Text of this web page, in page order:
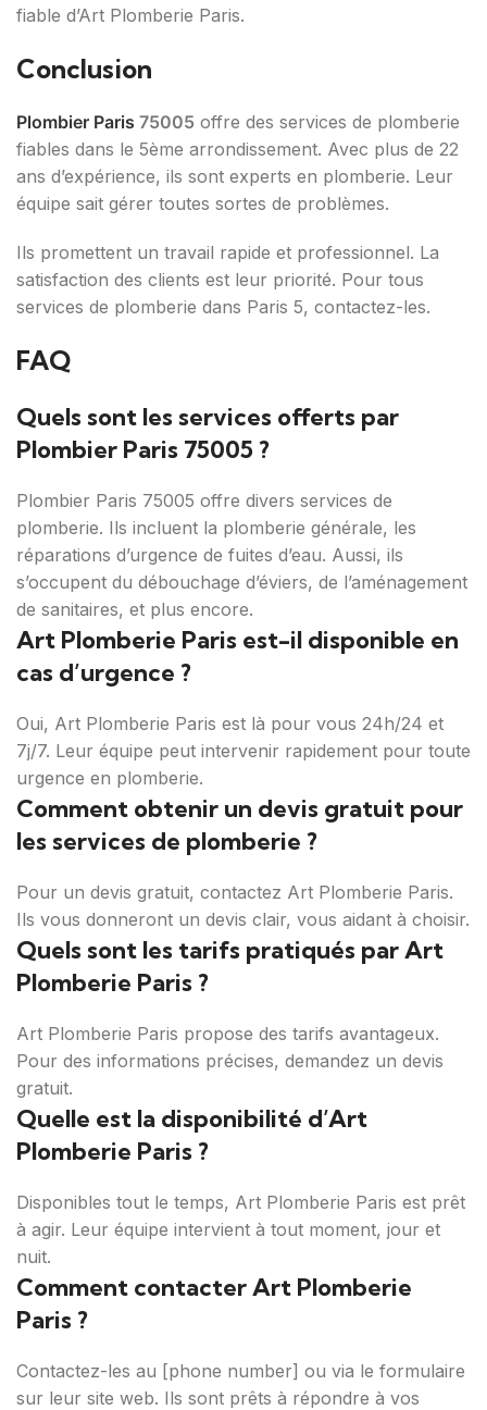
fiable d’Art Plomberie Paris.
Conclusion
Plombier Paris 75005 offre des services de plomberie
fiables dans le 5ème arrondissement. Avec plus de 22
ans d’expérience, ils sont experts en plomberie. Leur
équipe sait gérer toutes sortes de problèmes.
Ils promettent un travail rapide et professionnel. La
satisfaction des clients est leur priorité. Pour tous
services de plomberie dans Paris 5, contactez-les.
FAQ
Quels sont les services offerts par
Plombier Paris 75005 ?
Plombier Paris 75005 offre divers services de
plomberie. Ils incluent la plomberie générale, les
réparations d’urgence de fuites d’eau. Aussi, ils
s’occupent du débouchage d’éviers, de l’aménagement
de sanitaires, et plus encore.
Art Plomberie Paris est-il disponible en
cas d’urgence ?
Oui, Art Plomberie Paris est là pour vous 24h/24 et
7j/7. Leur équipe peut intervenir rapidement pour toute
urgence en plomberie.
Comment obtenir un devis gratuit pour
les services de plomberie ?
Pour un devis gratuit, contactez Art Plomberie Paris.
Ils vous donneront un devis clair, vous aidant à choisir.
Quels sont les tarifs pratiqués par Art
Plomberie Paris ?
Art Plomberie Paris propose des tarifs avantageux.
Pour des informations précises, demandez un devis
gratuit.
Quelle est la disponibilité d’Art
Plomberie Paris ?
Disponibles tout le temps, Art Plomberie Paris est prêt
à agir. Leur équipe intervient à tout moment, jour et
nuit.
Comment contacter Art Plomberie
Paris ?
Contactez-les au [phone number] ou via le formulaire
sur leur site web. Ils sont prêts à répondre à vos